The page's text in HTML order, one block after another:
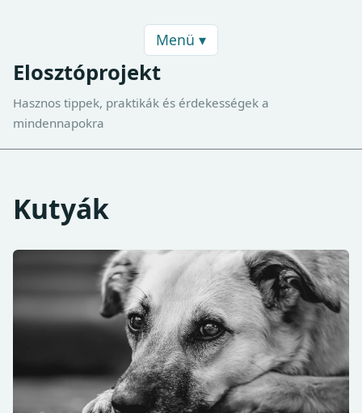
Menü ▾
Elosztóprojekt
Hasznos tippek, praktikák és érdekességek a
mindennapokra
Kutyák